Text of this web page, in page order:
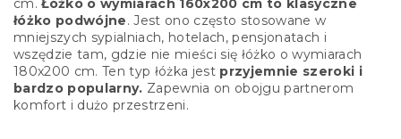
cm.Łóżko o wymiarach 160x200 cm to klasyczne
łóżko podwójne. Jest ono często stosowane w
mniejszych sypialniach, hotelach, pensjonatach i
wszędzie tam, gdzie nie mieści się łóżko o wymiarach
180x200 cm. Ten typ łóżka jest przyjemnie szeroki i
bardzo popularny. Zapewnia on obojgu partnerom
komfort i dużo przestrzeni.